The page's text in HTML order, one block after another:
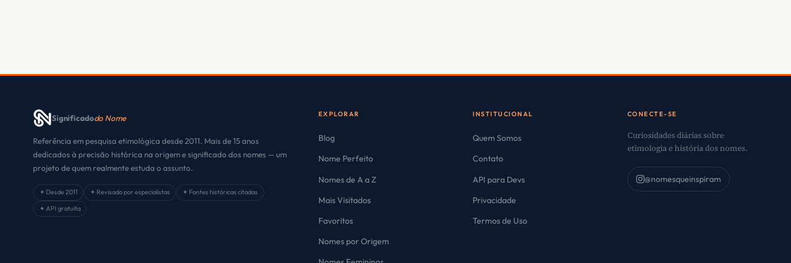
Significadodo Nome
Referência em pesquisa etimológica desde 2011. Mais de 15 anos
dedicados à precisão histórica na origem e significado dos nomes — um
projeto de quem realmente estuda o assunto.
✦ Desde 2011 ✦ Revisado por especialistas
✦ Fontes históricas citadas
✦ API gratuita
EXPLORAR
Blog
Nome Perfeito
Nomes de A a Z
Mais Visitados
Favoritos
Nomes por Origem
INSTITUCIONAL
Quem Somos
Contato
API para Devs
Privacidade
Termos de Uso
CONECTE-SE
Curiosidades diárias sobre
etimologia e história dos nomes.
@nomesqueinspiram